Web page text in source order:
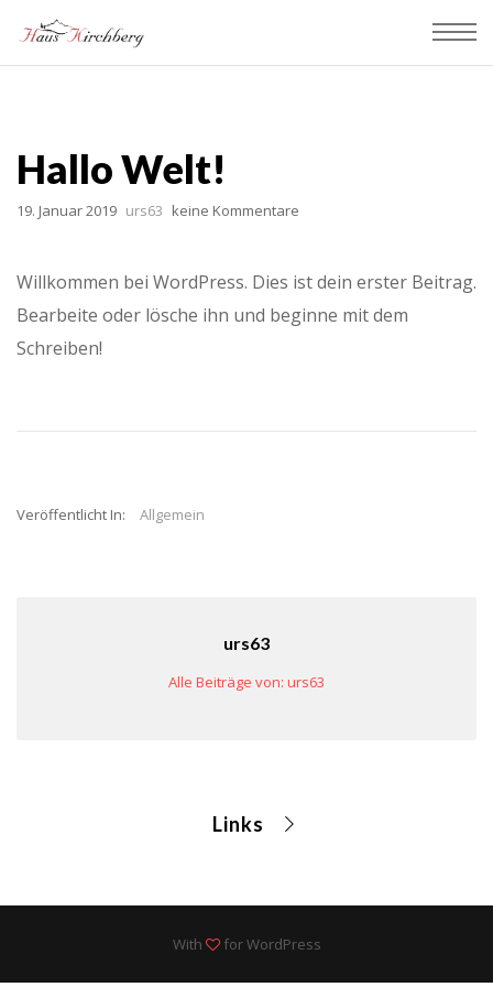
Hallo Welt!
19. Januar 2019 urs63 keine Kommentare
Willkommen bei WordPress. Dies ist dein erster Beitrag.
Bearbeite oder lösche ihn und beginne mit dem
Schreiben!
Veröffentlicht In: Allgemein
urs63
Alle Beiträge von: urs63
Links
With for WordPress